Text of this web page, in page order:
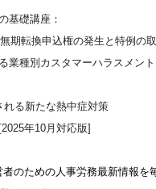
基礎講座：
込権の発生と特例の取
業種別カスタマーハラスメント
る新たな熱中症対策
年10月対応版]
のための人事労務最新情報を